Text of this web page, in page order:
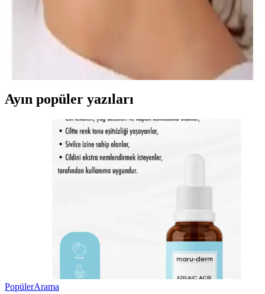
Aurrari 2'li Gold Renk Kuzey Yıldızı Earcuff: Şıklık
ve Çok Yönlülük Sunan Özel Takı
Aurrari'nin altın renkli 2'li kuzey yıldızı earcuff'u, şıklık ve çok
yönlülük sunar. Sınırlı sayıda üretilen bu ürün, farklı tarzlara uyum
sağlar ve dikkat çekici detaylar içerir.
Ayın popüler yazıları
PopülerArama